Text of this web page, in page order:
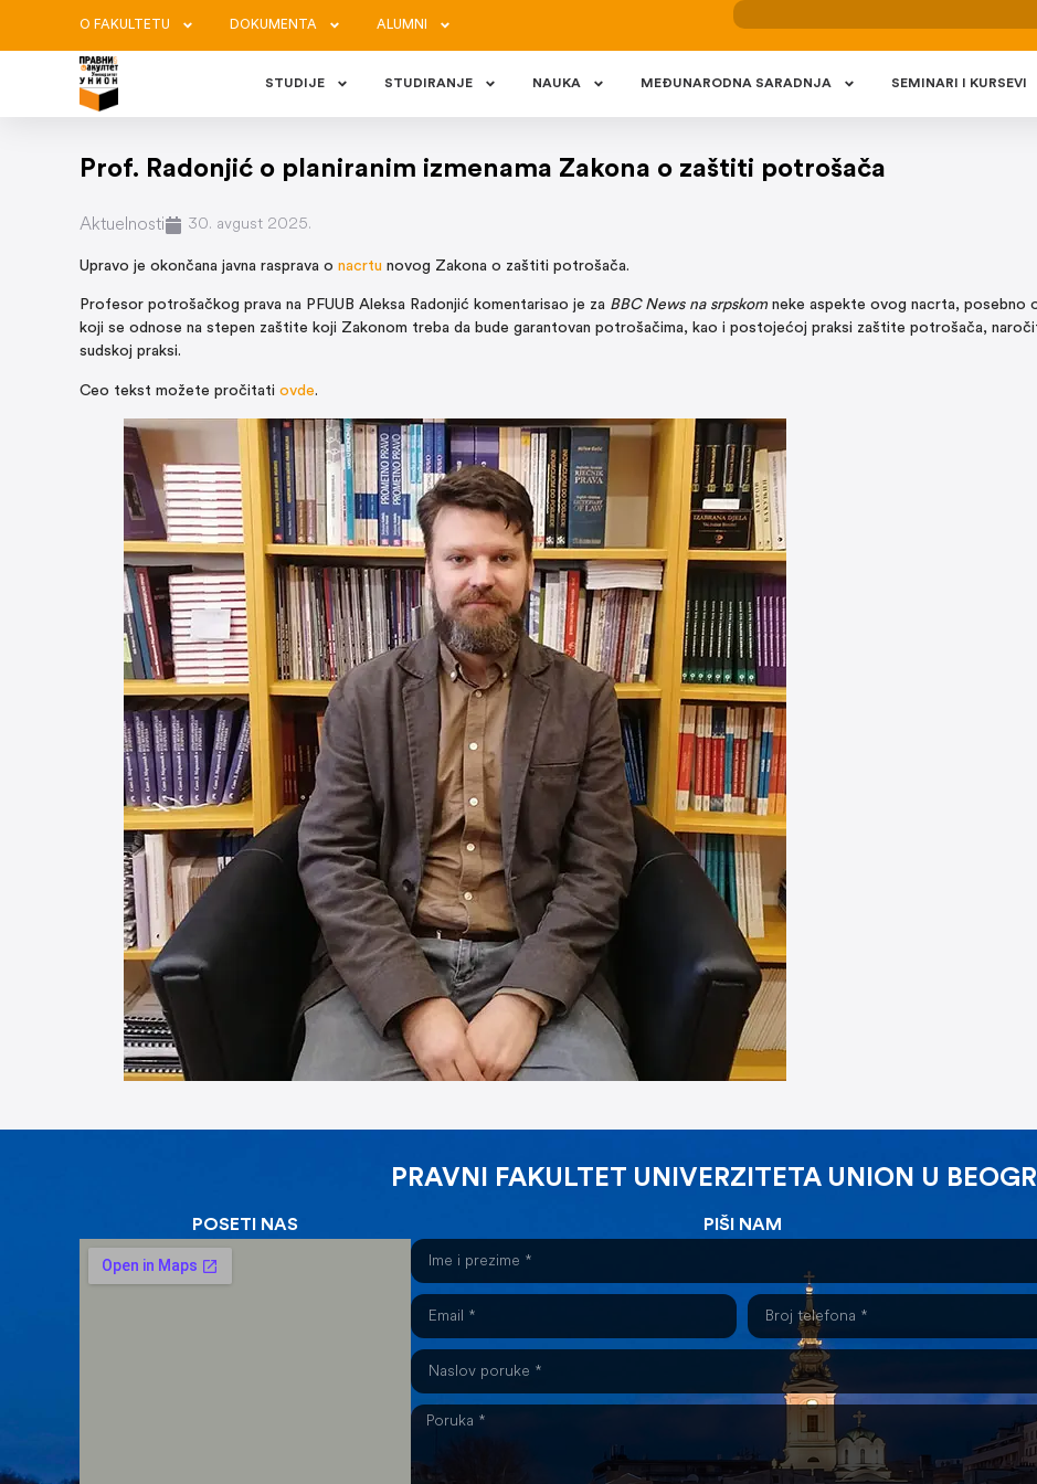
O FAKULTETU DOKUMENTA ALUMNI
STUDIJE STUDIRANJE NAUKA MEÐUNARODNA SARADNJA SEMINARI I KURSEVI
Prof. Radonjić o planiranim izmenama Zakona o zaštiti potrošača
Aktuelnosti 30. avgust 2025.
Upravo je okončana javna rasprava o nacrtu novog Zakona o zaštiti potrošača.
Profesor potrošačkog prava na PFUUB Aleksa Radonjić komentarisao je za BBC News na srpskom neke aspekte ovog nacrta, posebno
koji se odnose na stepen zaštite koji Zakonom treba da bude garantovan potrošačima, kao i postojećoj praksi zaštite potrošača,
sudskoj praksi.
Ceo tekst možete pročitati ovde.
PRAVNI FAKULTET UNIVERZITETA UNION U
PIŠI NAM
POSETI NAS